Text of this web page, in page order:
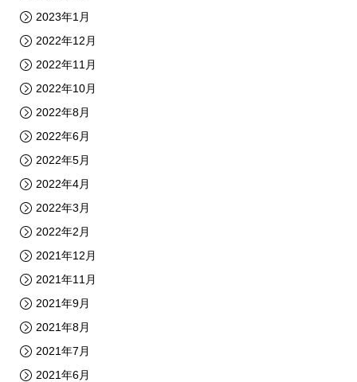
2023年1月
2022年12月
2022年11月
2022年10月
2022年8月
2022年6月
2022年5月
2022年4月
2022年3月
2022年2月
2021年12月
2021年11月
2021年9月
2021年8月
2021年7月
2021年6月